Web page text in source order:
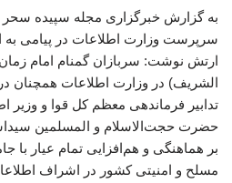
به گزارش خبرگزاری مجله سپیده سحر
سرپرست وزارت اطلاعات در پیامی به
ارتش نوشت: سربازان گمنام امام
الشریف) در وزارت اطلاعات همچنان در
تدابیر فرماندهی معظم کل قوا و وزیر
حضرت حجت‌الاسلام و المسلمین
بر هماهنگی و هم‌افزایی تمام عیار با
مسلح و امنیتی کشور در اشراف